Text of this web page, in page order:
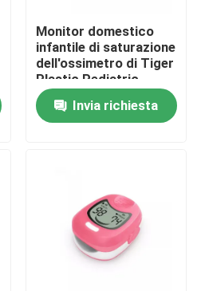
Monitor domestico
infantile di saturazione
dell'ossimetro di Tiger
Plastic Pediatric
Finger Pulse
Invia richiesta